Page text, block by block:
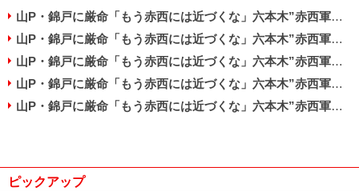
山P・錦戸に厳命「もう赤西には近づくな」六本木”赤西軍団”ついに解散へ……
山P・錦戸に厳命「もう赤西には近づくな」六本木”赤西軍団”ついに解散へ……
山P・錦戸に厳命「もう赤西には近づくな」六本木”赤西軍団”ついに解散へ……
山P・錦戸に厳命「もう赤西には近づくな」六本木”赤西軍団”ついに解散へ……
山P・錦戸に厳命「もう赤西には近づくな」六本木”赤西軍団”ついに解散へ……
ピックアップ